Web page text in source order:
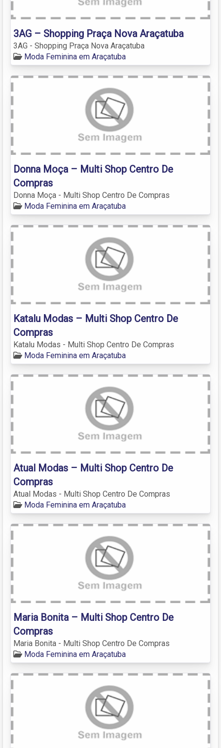
3AG – Shopping Praça Nova Araçatuba
3AG - Shopping Praça Nova Araçatuba
Moda Feminina em Araçatuba
Donna Moça – Multi Shop Centro De
Compras
Donna Moça - Multi Shop Centro De Compras
Moda Feminina em Araçatuba
Katalu Modas – Multi Shop Centro De
Compras
Katalu Modas - Multi Shop Centro De Compras
Moda Feminina em Araçatuba
Atual Modas – Multi Shop Centro De
Compras
Atual Modas - Multi Shop Centro De Compras
Moda Feminina em Araçatuba
Maria Bonita – Multi Shop Centro De
Compras
Maria Bonita - Multi Shop Centro De Compras
Moda Feminina em Araçatuba